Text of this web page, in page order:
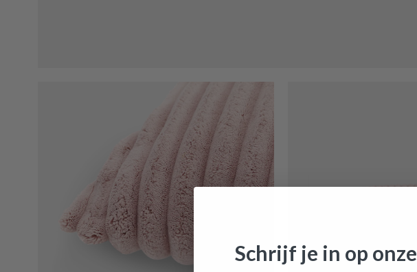
Schrijf je in op onze